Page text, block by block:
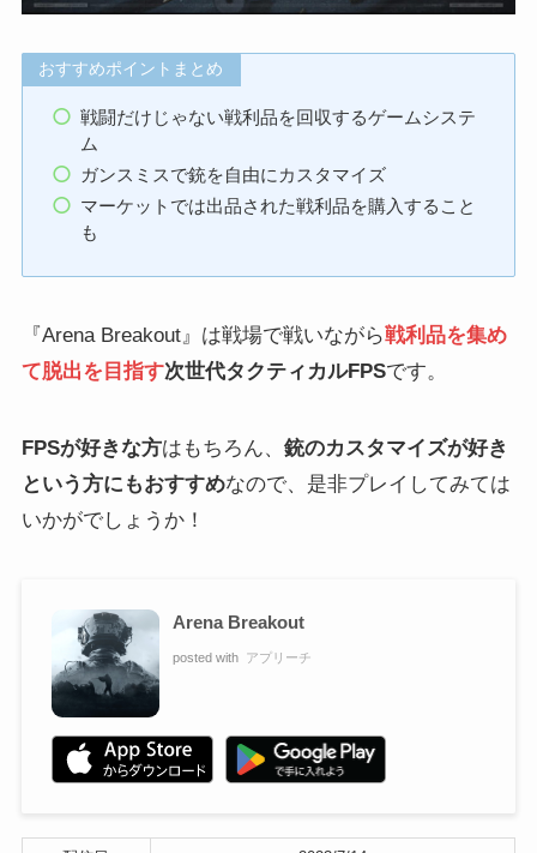
おすすめポイントまとめ
戦闘だけじゃない戦利品を回収するゲームシステ
ム
ガンスミスで銃を自由にカスタマイズ
マーケットでは出品された戦利品を購入すること
も
『Arena Breakout』は戦場で戦いながら戦利品を集め
て脱出を目指す次世代タクティカルFPSです。
FPSが好きな方はもちろん、 銃のカスタマイズが好き
という方にもおすすめなので、是非プレイしてみては
いかがでしょうか！
Arena Breakout
posted with アプリーチ